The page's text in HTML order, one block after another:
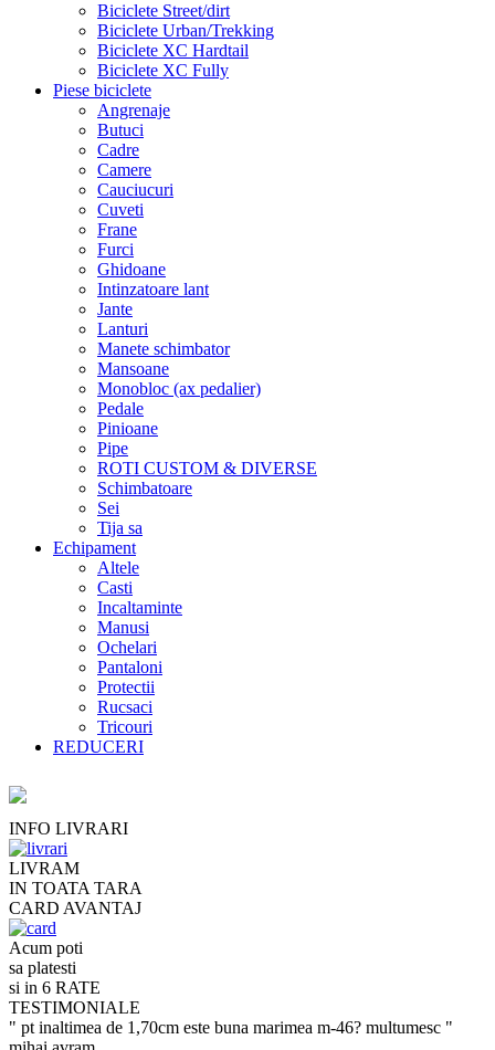
Biciclete Street/dirt
Biciclete Urban/Trekking
Biciclete XC Hardtail
Biciclete XC Fully
Piese biciclete
Angrenaje
Butuci
Cadre
Camere
Cauciucuri
Cuveti
Frane
Furci
Ghidoane
Intinzatoare lant
Jante
Lanturi
Manete schimbator
Mansoane
Monobloc (ax pedalier)
Pedale
Pinioane
Pipe
ROTI CUSTOM & DIVERSE
Schimbatoare
Sei
Tija sa
Echipament
Altele
Casti
Incaltaminte
Manusi
Ochelari
Pantaloni
Protectii
Rucsaci
Tricouri
REDUCERI
INFO LIVRARI
LIVRAM
IN TOATA TARA
CARD AVANTAJ
Acum poti
sa platesti
si in 6 RATE
TESTIMONIALE
" pt inaltimea de 1,70cm este buna marimea m-46? multumesc "